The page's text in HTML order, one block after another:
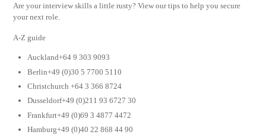
Are your interview skills a little rusty? View our tips to help you secure
your next role.
A-Z guide
Auckland+64 9 303 9093
Berlin+49 (0)30 5 7700 5110
Christchurch +64 3 366 8724
Dusseldorf+49 (0)211 93 6727 30
Frankfurt+49 (0)69 3 4877 4472
Hamburg+49 (0)40 22 868 44 90